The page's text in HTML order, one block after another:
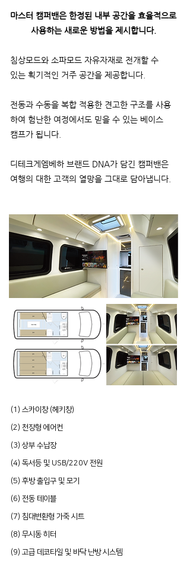
마스터 캠퍼밴은 한정된 내부 공간을 효율적으로
사용하는 새로운 방법을 제시합니다.
침상모드와 소파모드 자유자재로 전개할 수
있는 획기적인​ 거주 공간을 제공합니다.
전동과 수동을 복합 적용한 견고한 구조를 사용
하여 험난한 여정에서도 믿을 수 있는 베이스
캠프가 됩니다.
디테크게엠베하 브랜드 DNA가 담긴 캠퍼밴은
여행의 대한 고객의 열망을 그대로 담아냅니다.
(1) 스카이창 (헤키창)
(2) 천장형 에어컨
(3) 상부 수납장
(4) 독서등 및 USB/220V 전원
(5) 후방 출입구 및 모기
(6) 전동 테이블
(7) 침대변환형 가죽 시트
(8) 무시동 히터
(9) 고급 데코타일 및 바닥 난방 시스템